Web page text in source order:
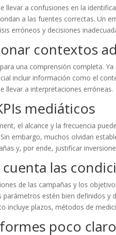
llevar a confusiones en la
a las fuentes correctas. Un
erróneos y decisiones
contextos
una comprensión completa.
incluir información como el
llevar a interpretaciones erróneas.
mediáticos
el alcance y la frecuencia
embargo, muchos olvidan
y, por ende, justificar
las
de las campañas y los
estén bien definidos y
incluye plazos, métodos de
poco